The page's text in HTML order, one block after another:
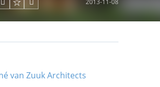
  2013-11-08
van Zuuk Architects